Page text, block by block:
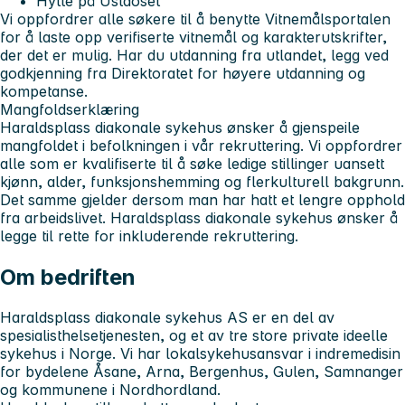
Vi oppfordrer alle søkere til å benytte Vitnemålsportalen
for å laste opp verifiserte vitnemål og karakterutskrifter,
der det er mulig. Har du utdanning fra utlandet, legg ved
godkjenning fra Direktoratet for høyere utdanning og
kompetanse.
Mangfoldserklæring
Haraldsplass diakonale sykehus ønsker å gjenspeile
mangfoldet i befolkningen i vår rekruttering. Vi oppfordrer
alle som er kvalifiserte til å søke ledige stillinger uansett
kjønn, alder, funksjonshemming og flerkulturell bakgrunn.
Det samme gjelder dersom man har hatt et lengre opphold
fra arbeidslivet. Haraldsplass diakonale sykehus ønsker å
legge til rette for inkluderende rekruttering.
Om bedriften
Haraldsplass diakonale sykehus AS er en del av
spesialisthelsetjenesten, og et av tre store private ideelle
sykehus i Norge. Vi har lokalsykehusansvar i indremedisin
for bydelene Åsane, Arna, Bergenhus, Gulen, Samnanger
og kommunene i Nordhordland.